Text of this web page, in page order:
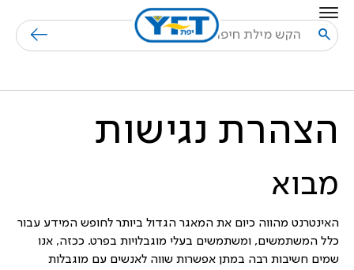
Skip to Content
חיפוש
הצהרת נגישות
מבוא
האינטרנט מהווה כיום את המאגר הגדול ביותר לחופש המידע עבור
כלל המשתמשים, ומשתמשים בעלי מוגבלויות בפרט. ככזה, אנו
שמים חשיבות רבה במתן אפשרות שווה לאנשים עם מוגבלות
בחזרה למעלה